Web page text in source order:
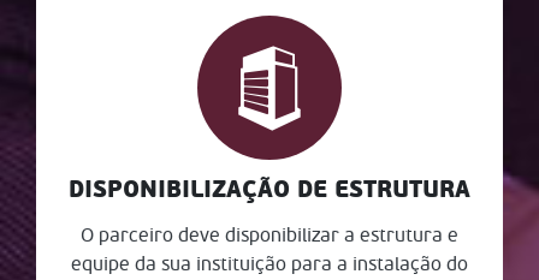
DISPONIBILIZAÇÃO DE ESTRUTURA
O parceiro deve disponibilizar a estrutura e
equipe da sua instituição para a instalação do